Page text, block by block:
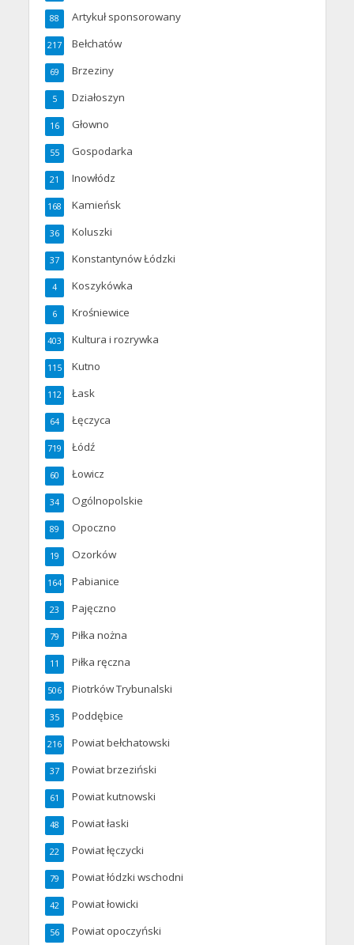
Artykuł sponsorowany
88
Bełchatów
217
Brzeziny
69
Działoszyn
5
Głowno
16
Gospodarka
55
Inowłódz
21
Kamieńsk
168
Koluszki
36
Konstantynów Łódzki
37
Koszykówka
4
Krośniewice
6
Kultura i rozrywka
403
Kutno
115
Łask
112
Łęczyca
64
Łódź
719
Łowicz
60
Ogólnopolskie
34
Opoczno
89
Ozorków
19
Pabianice
164
Pajęczno
23
Piłka nożna
79
Piłka ręczna
11
Piotrków Trybunalski
506
Poddębice
35
Powiat bełchatowski
216
Powiat brzeziński
37
Powiat kutnowski
61
Powiat łaski
48
Powiat łęczycki
22
Powiat łódzki wschodni
79
Powiat łowicki
42
Powiat opoczyński
56